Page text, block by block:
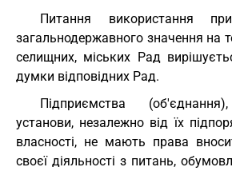
Питання використання
загальнодержавного значення на
селищних, міських Рад
думки відповідних Рад.
Підприємства
установи, незалежно від їх
власності, не мають права
своєї діяльності з питань,